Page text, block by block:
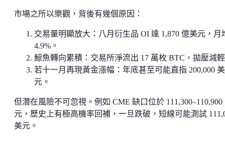
市場之所以樂觀，背後有幾個原因：
交易量明顯放大：八月衍生品 OI 達 1,870 億美元，月
4.9%。
鯨魚轉向累積：交易所淨流出 17 萬枚 BTC，拋壓減
若十一月再現黃金漲幅：年底甚至可能直指 200,000 美
元。
但潛在風險不可忽視。例如 CME 缺口位於 111,300–110,900
元，歷史上有極高機率回補，一旦跌破，短線可能測試
美元。